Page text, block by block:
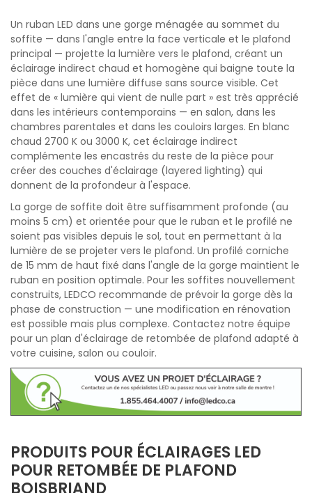
Un ruban LED dans une gorge ménagée au sommet du
soffite — dans l'angle entre la face verticale et le plafond
principal — projette la lumière vers le plafond, créant un
éclairage indirect chaud et homogène qui baigne toute la
pièce dans une lumière diffuse sans source visible. Cet
effet de « lumière qui vient de nulle part » est très apprécié
dans les intérieurs contemporains — en salon, dans les
chambres parentales et dans les couloirs larges. En blanc
chaud 2700 K ou 3000 K, cet éclairage indirect
complémente les encastrés du reste de la pièce pour
créer des couches d'éclairage (layered lighting) qui
donnent de la profondeur à l'espace.
La gorge de soffite doit être suffisamment profonde (au
moins 5 cm) et orientée pour que le ruban et le profilé ne
soient pas visibles depuis le sol, tout en permettant à la
lumière de se projeter vers le plafond. Un profilé corniche
de 15 mm de haut fixé dans l'angle de la gorge maintient le
ruban en position optimale. Pour les soffites nouvellement
construits, LEDCO recommande de prévoir la gorge dès la
phase de construction — une modification en rénovation
est possible mais plus complexe. Contactez notre équipe
pour un plan d'éclairage de retombée de plafond adapté à
votre cuisine, salon ou couloir.
PRODUITS POUR ÉCLAIRAGES LED
POUR RETOMBÉE DE PLAFOND
BOISBRIAND